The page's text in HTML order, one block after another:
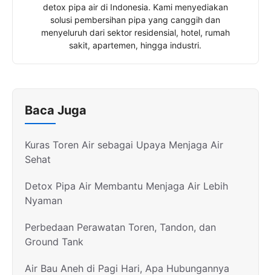
detox pipa air di Indonesia. Kami menyediakan
solusi pembersihan pipa yang canggih dan
menyeluruh dari sektor residensial, hotel, rumah
sakit, apartemen, hingga industri.
Baca Juga
Kuras Toren Air sebagai Upaya Menjaga Air
Sehat
Detox Pipa Air Membantu Menjaga Air Lebih
Nyaman
Perbedaan Perawatan Toren, Tandon, dan
Ground Tank
Air Bau Aneh di Pagi Hari, Apa Hubungannya